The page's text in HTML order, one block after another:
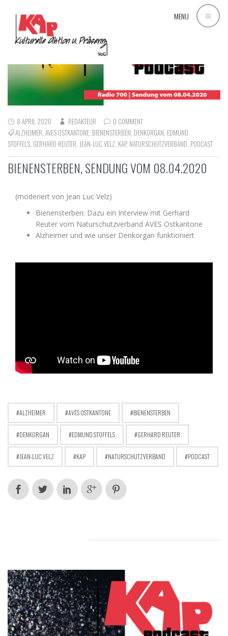
MENU
8 APRIL 2020 REDAKTEUR
0 COMMENT
ALZHEIMER AVES OSTKANTONE BIENENSTERBEN DENKORGAN EDMUND
STOFFELS GERHARD REUTER JEAN-LUC VELZ KAP, NATURSCHUTZVERBAND PODCAST
BIENENSTERBEN, SENDUNG VOM 08.04.2020
(moderiert von Jean Luc Velz)
Bienensterben: Dazu ein Interview mit Gerhard
Reuter vom Naturschutzverband AVES Ostkantone
Alzheimer und wie unser Denkorgan funktioniert
ALZHEIMER AVES OSTKANTONE BIENENSTERBEN
DENKORGAN EDMUND STOFFELS GERHARD REUTER
JEAN-LUC VELZ KAP NATURSCHUTZVERBAND PODCAST